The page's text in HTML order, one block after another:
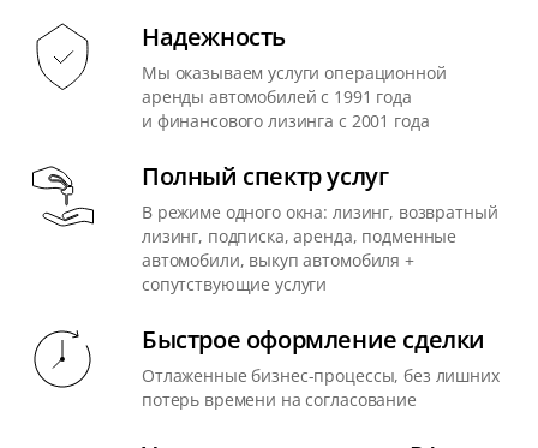
Надежность
Мы оказываем услуги операционной
аренды автомобилей с 1991 года
и финансового лизинга с 2001 года
Полный спектр услуг
В режиме одного окна: лизинг, возвратный
лизинг, подписка, аренда, подменные
автомобили, выкуп автомобиля +
сопутствующие услуги
Быстрое оформление сделки
Отлаженные бизнес-процессы, без лишних
потерь времени на согласование